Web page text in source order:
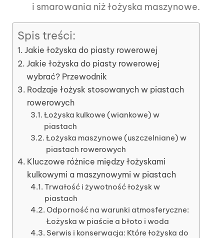
i smarowania niż łożyska maszynowe.
Spis treści:
Jakie łożyska do piasty rowerowej
Jakie łożyska do piasty rowerowej
wybrać? Przewodnik
Rodzaje łożysk stosowanych w piastach
rowerowych
Łożyska kulkowe (wiankowe) w
piastach
Łożyska maszynowe (uszczelniane) w
piastach rowerowych
Kluczowe różnice między łożyskami
kulkowymi a maszynowymi w piastach
Trwałość i żywotność łożysk w
piastach
Odporność na warunki atmosferyczne:
Łożyska w piaście a błoto i woda
Serwis i konserwacja: Które łożyska do